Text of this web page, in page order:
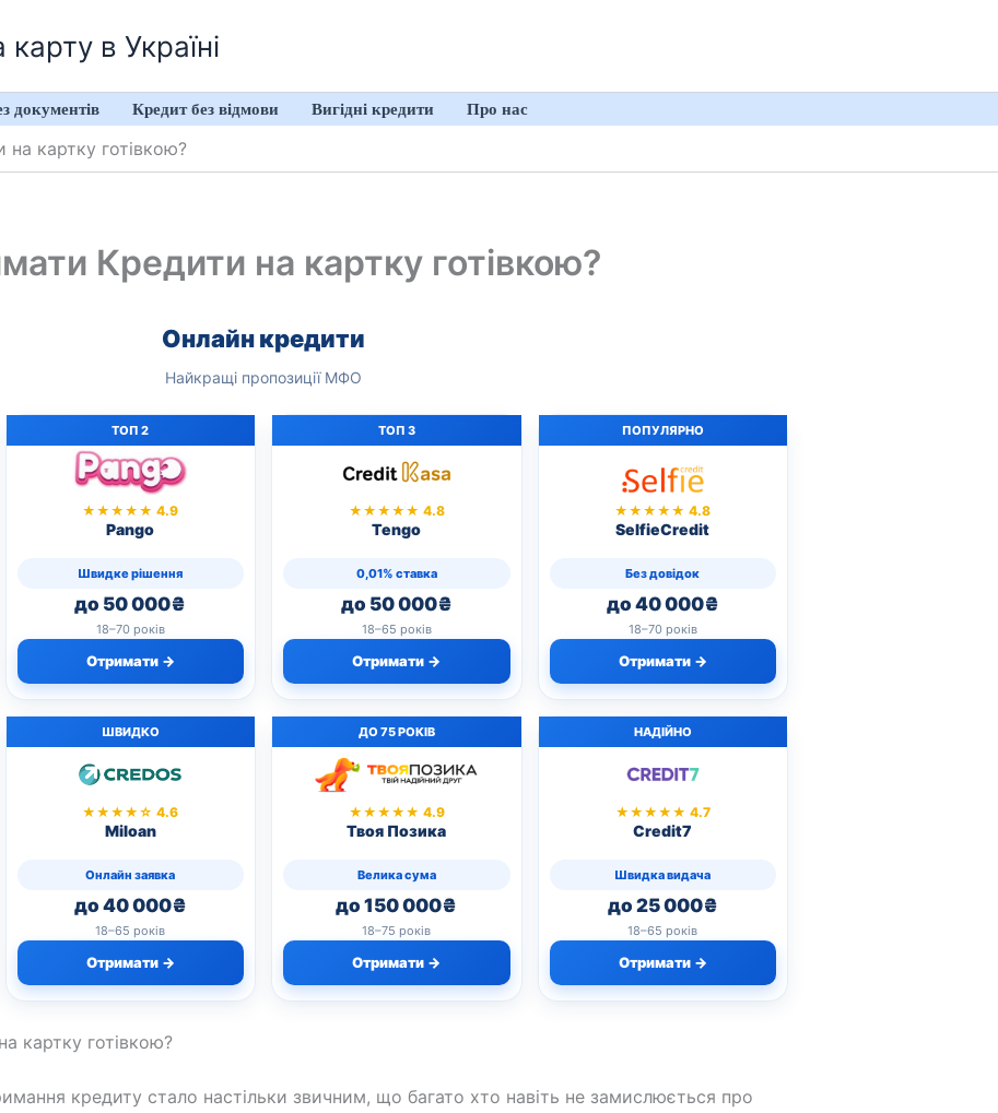
в Україні
документів Кредит без відмови Вигідні кредити Про нас
картку готівкою?
Кредити на картку готівкою?
Онлайн кредити
Найкращі пропозиції МФО
ТОП 2
★★★★★ 4.9
Pango
Швидке рішення
до 50 000₴
18–70 років
Отримати →
ТОП 3
★★★★★ 4.8
Tengo
0,01% ставка
до 50 000₴
18–65 років
Отримати →
ПОПУЛЯРНО
★★★★★ 4.8
SelfieCredit
Без довідок
до 40 000₴
18–70 років
Отримати →
ШВИДКО
★★★★☆ 4.6
Miloan
Онлайн заявка
до 40 000₴
18–65 років
Отримати →
ДО 75 РОКІВ
★★★★★ 4.9
Твоя Позика
Велика сума
до 150 000₴
18–75 років
Отримати →
НАДІЙНО
★★★★★ 4.7
Credit7
Швидка видача
до 25 000₴
18–65 років
Отримати →
картку готівкою?
кредиту стало настільки звичним, що багато хто навіть не замислюється про